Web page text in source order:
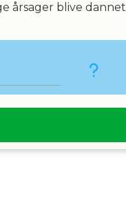
årsager blive dannet